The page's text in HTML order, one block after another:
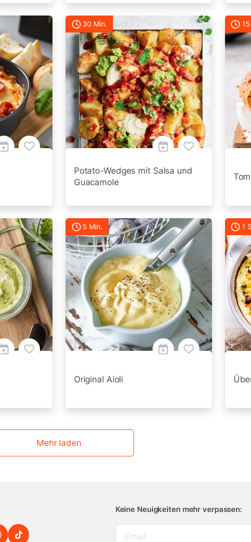
30 Min.
Potato-Wedges mit Salsa und
Guacamole
5 Min.
Original Aioli
1
Mehr laden
Keine Neuigkeiten mehr verpassen: